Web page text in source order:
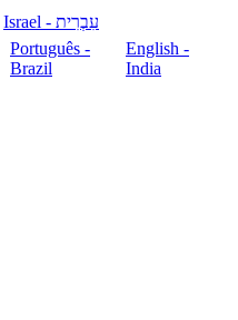
עִבְרִית - Israel
Português -
Brazil
English -
India